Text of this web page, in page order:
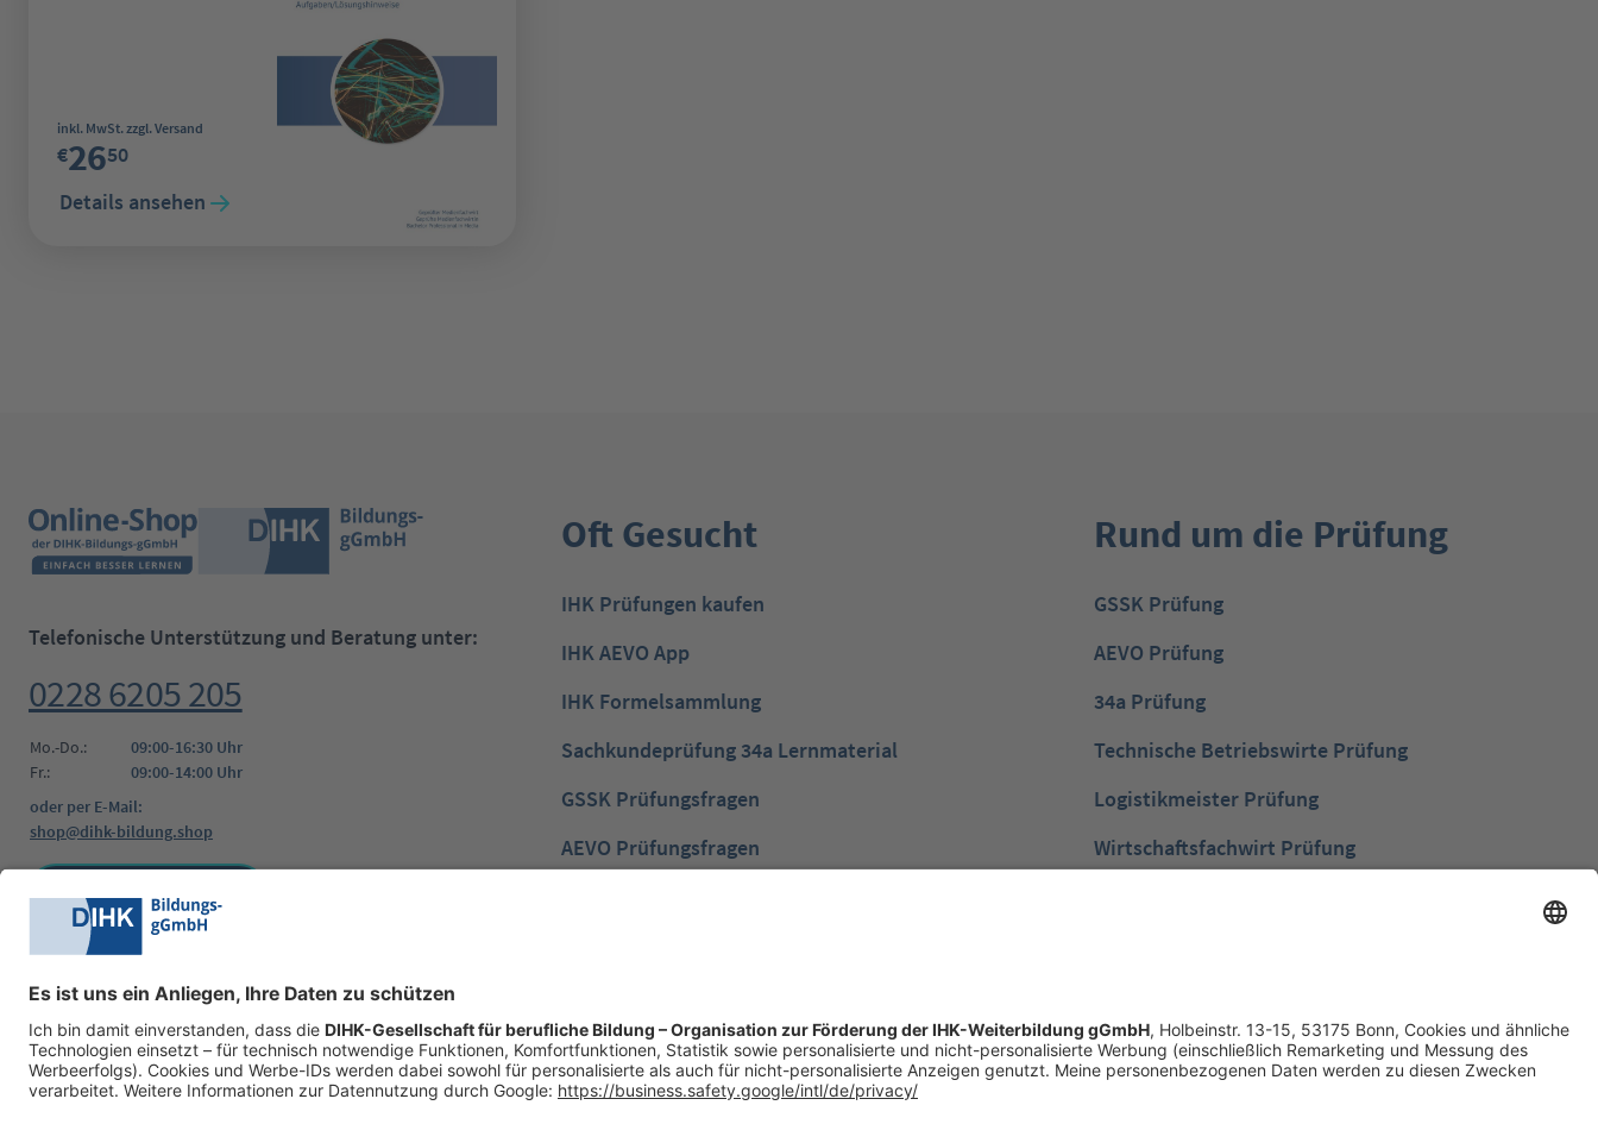
Regulärer Preis:
inkl. MwSt. zzgl. Versand
€2650
Details ansehen
Telefonische Unterstützung und Beratung unter:
0228 6205 205
Mo.-Do.:
09:00-16:30 Uhr
Fr.:
09:00-14:00 Uhr
oder per E-Mail:
shop@dihk-bildung.shop
Social Media
Oft Gesucht
IHK Prüfungen kaufen
IHK AEVO App
IHK Formelsammlung
Sachkundeprüfung 34a Lernmaterial
GSSK Prüfungsfragen
AEVO Prüfungsfragen
NTG Industriemeister
Rund um die Prüfung
GSSK Prüfung
AEVO Prüfung
34a Prüfung
Technische Betriebswirte Prüfung
Logistikmeister Prüfung
Wirtschaftsfachwirt Prüfung
Handelsfachwirt Prüfung